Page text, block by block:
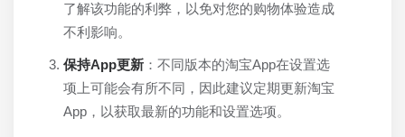
了解该功能的利弊，以免对您的购物体验造成
不利影响。
保持App更新 ：不同版本的淘宝App在设置选
项上可能会有所不同，因此建议定期更新淘宝
App，以获取最新的功能和设置选项。